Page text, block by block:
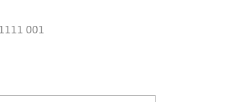
001